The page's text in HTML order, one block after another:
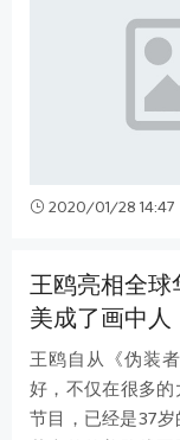
2020/01/28 14:47
王鸥亮相全球
美成了画中人
王鸥自从《伪装
好，不仅在很多
节目，已经是37